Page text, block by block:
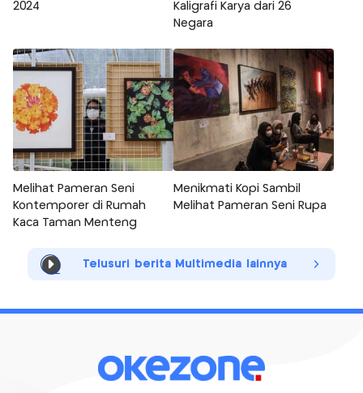
2024
Kaligrafi Karya dari 26
Negara
Melihat Pameran Seni
Kontemporer di Rumah
Kaca Taman Menteng
Menikmati Kopi Sambil
Melihat Pameran Seni Rupa
Telusuri berita Multimedia lainnya